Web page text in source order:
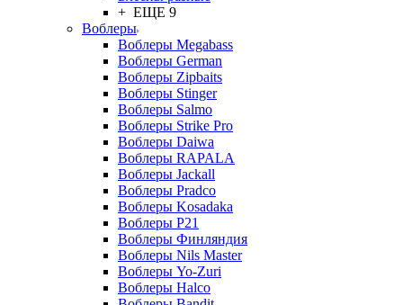
+ ЕЩЕ 9
Воблеры
Воблеры Megabass
Воблеры German
Воблеры Zipbaits
Воблеры Stinger
Воблеры Salmo
Воблеры Strike Pro
Воблеры Daiwa
Воблеры RAPALA
Воблеры Jackall
Воблеры Pradco
Воблеры Kosadaka
Воблеры P21
Воблеры Финляндия
Воблеры Nils Master
Воблеры Yo-Zuri
Воблеры Halco